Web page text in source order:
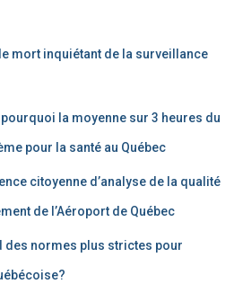
mort inquiétant de la surveillance
pourquoi la moyenne sur 3 heures du
pour la santé au Québec
citoyenne d’analyse de la qualité
de l’Aéroport de Québec
des normes plus strictes pour